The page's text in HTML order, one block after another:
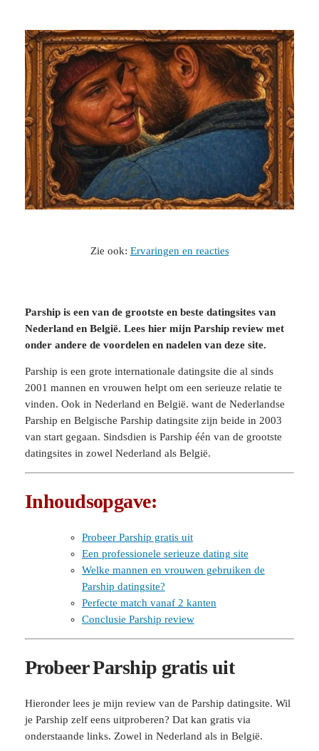
Zie ook: Ervaringen en reacties
Parship is een van de grootste en beste datingsites van
Nederland en België. Lees hier mijn Parship review met
onder andere de voordelen en nadelen van deze site.
Parship is een grote internationale datingsite die al sinds
2001 mannen en vrouwen helpt om een serieuze relatie te
vinden. Ook in Nederland en België. want de Nederlandse
Parship en Belgische Parship datingsite zijn beide in 2003
van start gegaan. Sindsdien is Parship één van de grootste
datingsites in zowel Nederland als België.
Inhoudsopgave:
Probeer Parship gratis uit
Een professionele serieuze dating site
Welke mannen en vrouwen gebruiken de
Parship datingsite?
Perfecte match vanaf 2 kanten
Conclusie Parship review
Probeer Parship gratis uit
Hieronder lees je mijn review van de Parship datingsite. Wil
je Parship zelf eens uitproberen? Dat kan gratis via
onderstaande links. Zowel in Nederland als in België.